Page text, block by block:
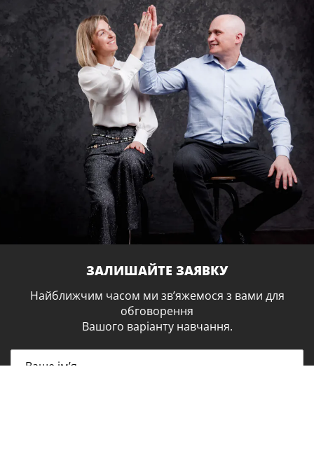
ЗАЛИШАЙТЕ ЗАЯВКУ
Найближчим часом ми зв’яжемося з вами для
обговорення
Вашого варіанту навчання.